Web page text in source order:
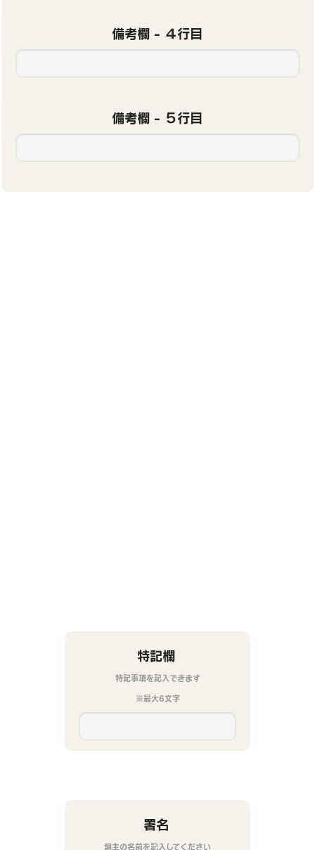
備考欄 - ４行目
備考欄 - ５行目
特記欄
特記事項を記入できます
※最大6文字
署名
飼主の名前を記入してください